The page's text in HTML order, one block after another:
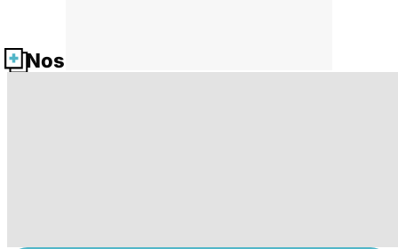
Nos fiches santé